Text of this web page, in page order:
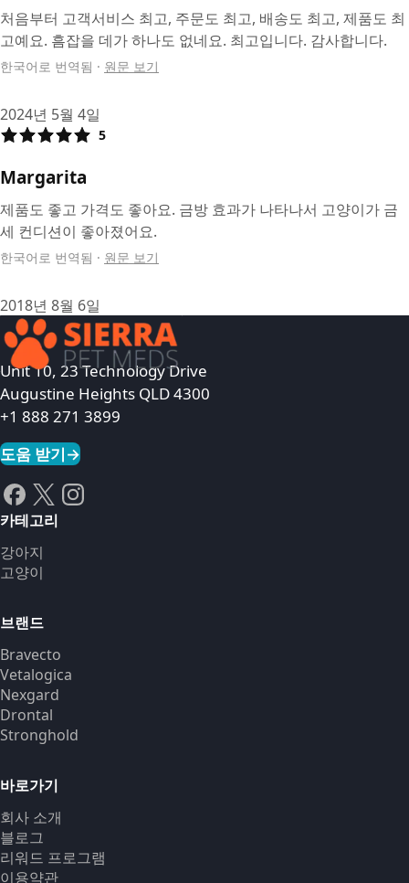
처음부터 고객서비스 최고, 주문도 최고, 배송도 최고, 제품도 최
고예요. 흠잡을 데가 하나도 없네요. 최고입니다. 감사합니다.
한국어로 번역됨 · 원문 보기
2024년 5월 4일
5
Margarita
제품도 좋고 가격도 좋아요. 금방 효과가 나타나서 고양이가 금
세 컨디션이 좋아졌어요.
한국어로 번역됨 · 원문 보기
2018년 8월 6일
Unit 10, 23 Technology Drive
Augustine Heights QLD 4300
+1 888 271 3899
도움 받기→
카테고리
강아지
고양이
브랜드
Bravecto
Vetalogica
Nexgard
Drontal
Stronghold
바로가기
회사 소개
블로그
리워드 프로그램
이용약관